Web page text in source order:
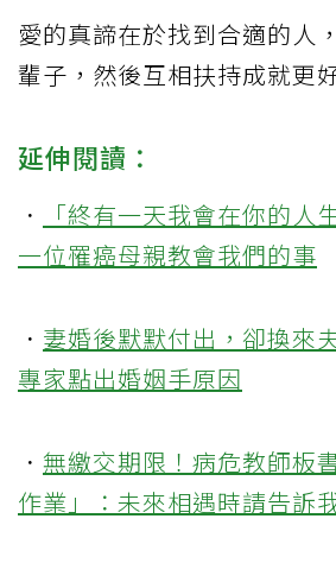
愛的真諦在於找到合適的人
輩子，然後互相扶持成就更
延伸閱讀：
．
「終有一天我會在你的人
一位罹癌母親教會我們的事
． 妻婚後默默付出，卻換來
專家點出婚姻手原因
． 無繳交期限！病危教師板
作業」：未來相遇時請告訴